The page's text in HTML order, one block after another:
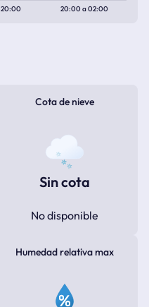
20:00 20:00a02:00
Cota de nieve
Sin cota
No disponible
Humedad relativa max